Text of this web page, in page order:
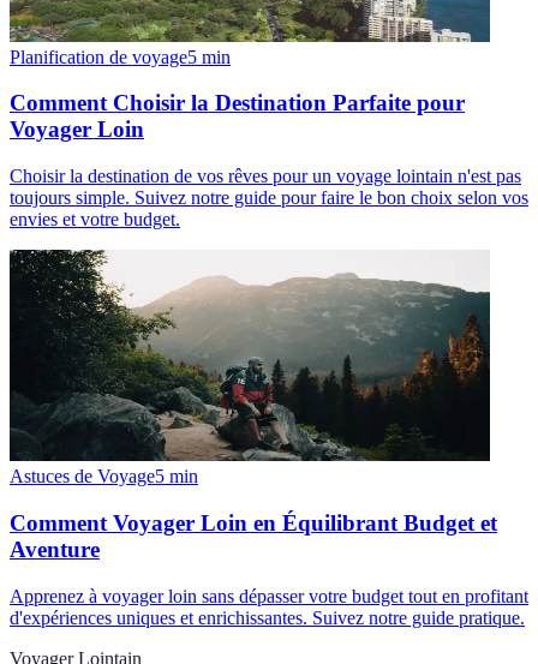
Planification de voyage5 min
Comment Choisir la Destination Parfaite pour
Voyager Loin
Choisir la destination de vos rêves pour un voyage lointain n'est pas
toujours simple. Suivez notre guide pour faire le bon choix selon vos
envies et votre budget.
Astuces de Voyage5 min
Comment Voyager Loin en Équilibrant Budget et
Aventure
Apprenez à voyager loin sans dépasser votre budget tout en profitant
d'expériences uniques et enrichissantes. Suivez notre guide pratique.
Voyager Lointain